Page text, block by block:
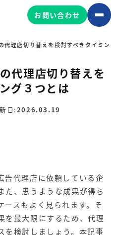
グ
【金融機関向け】マーケティ
ング
お問い合わせ
代理店切り替えを検討すべきタイミング
代理店切り替えを
グ３つとは
日:2026.03.19
告代理店に依頼している企
た、思うような成果が得ら
ースもよく見られます。そ
を最大限にするため、代理
を検討しましょう。本記事